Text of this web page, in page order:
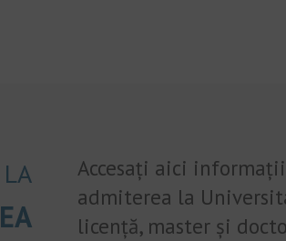
Accesați aici
admiterea la
licență, master și